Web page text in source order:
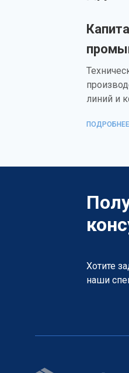
линий и
ПОДРОБНЕЕ
Хотите
наши